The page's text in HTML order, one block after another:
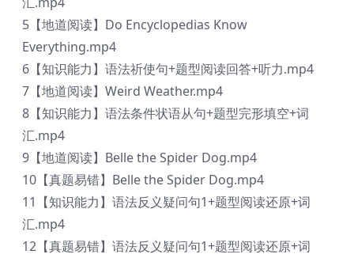
5【地道阅读】Do Encyclopedias Know
Everything.mp4
6【知识能力】语法祈使句+题型阅读回答+听力.mp4
7【地道阅读】Weird Weather.mp4
8【知识能力】语法条件状语从句+题型完形填空+词
汇.mp4
9【地道阅读】Belle the Spider Dog.mp4
10【真题易错】Belle the Spider Dog.mp4
11【知识能力】语法反义疑问句1+题型阅读还原+词
汇.mp4
12【真题易错】语法反义疑问句1+题型阅读还原+词